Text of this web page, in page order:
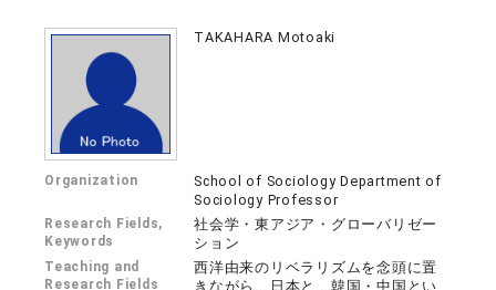
TAKAHARA Motoaki
Organization
School of Sociology Department of
Sociology Professor
Research Fields,
Keywords
社会学・東アジア・グローバリゼー
ション
Teaching and
Research Fields
西洋由来のリベラリズムを念頭に置
きながら、日本と、韓国・中国とい